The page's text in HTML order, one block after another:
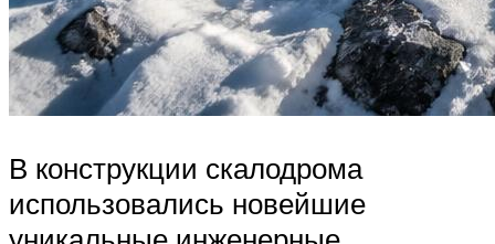
В конструкции скалодрома
использовались новейшие